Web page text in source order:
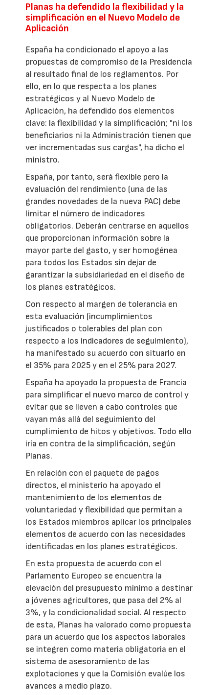
Planas ha defendido la flexibilidad y la
simplificación en el Nuevo Modelo de
Aplicación
España ha condicionado el apoyo a las
propuestas de compromiso de la Presidencia
al resultado final de los reglamentos. Por
ello, en lo que respecta a los planes
estratégicos y al Nuevo Modelo de
Aplicación, ha defendido dos elementos
clave: la flexibilidad y la simplificación; "ni los
beneficiarios ni la Administración tienen que
ver incrementadas sus cargas", ha dicho el
ministro.
España, por tanto, será flexible pero la
evaluación del rendimiento (una de las
grandes novedades de la nueva PAC) debe
limitar el número de indicadores
obligatorios. Deberán centrarse en aquellos
que proporcionan información sobre la
mayor parte del gasto, y ser homogénea
para todos los Estados sin dejar de
garantizar la subsidiariedad en el diseño de
los planes estratégicos.
Con respecto al margen de tolerancia en
esta evaluación (incumplimientos
justificados o tolerables del plan con
respecto a los indicadores de seguimiento),
ha manifestado su acuerdo con situarlo en
el 35% para 2025 y en el 25% para 2027.
España ha apoyado la propuesta de Francia
para simplificar el nuevo marco de control y
evitar que se lleven a cabo controles que
vayan más allá del seguimiento del
cumplimiento de hitos y objetivos. Todo ello
iría en contra de la simplificación, según
Planas.
En relación con el paquete de pagos
directos, el ministerio ha apoyado el
mantenimiento de los elementos de
voluntariedad y flexibilidad que permitan a
los Estados miembros aplicar los principales
elementos de acuerdo con las necesidades
identificadas en los planes estratégicos.
En esta propuesta de acuerdo con el
Parlamento Europeo se encuentra la
elevación del presupuesto mínimo a destinar
a jóvenes agricultores, que pasa del 2% al
3%, y la condicionalidad social. Al respecto
de esta, Planas ha valorado como propuesta
para un acuerdo que los aspectos laborales
se integren como materia obligatoria en el
sistema de asesoramiento de las
explotaciones y que la Comisión evalúe los
avances a medio plazo.